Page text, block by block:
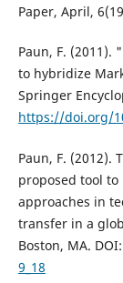
Paper, April,
Paun, F. (2011).
to hybridize
Springer
https://doi.org/
Paun, F. (2012).
proposed tool
approaches in
transfer in a
Boston, MA. DOI:
9_18